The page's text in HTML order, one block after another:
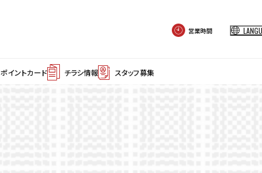
営業時間
ポイントカード チラシ情報 スタッフ募集